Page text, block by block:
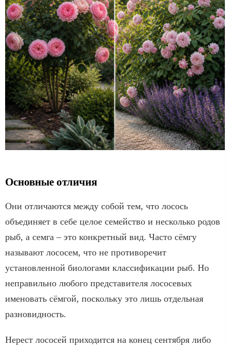
Основные отличия
Они отличаются между собой тем, что лосось
объединяет в себе целое семейство и несколько родов
рыб, а семга – это конкретный вид. Часто сёмгу
называют лососем, что не противоречит
установленной биологами классификации рыб. Но
неправильно любого представителя лососевых
именовать сёмгой, поскольку это лишь отдельная
разновидность.
Нерест лососей приходится на конец сентября либо